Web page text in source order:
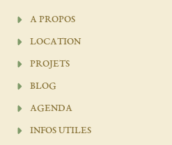
A PROPOS
LOCATION
PROJETS
BLOG
AGENDA
INFOS UTILES